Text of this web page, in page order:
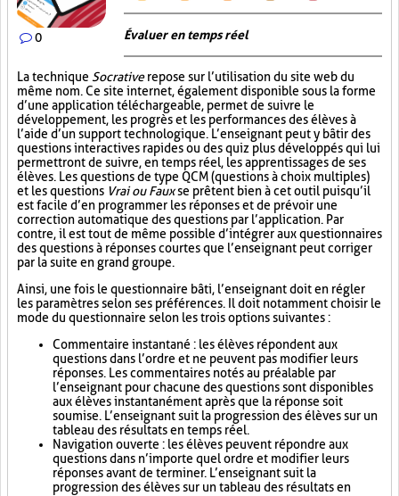
0 Évaluer en temps réel
La technique Socrativerepose sur l’utilisation du site web du
même nom. Ce site internet, également disponible sous la forme
d’une application téléchargeable, permet de suivre le
développement, les progrès et les performances des élèves à
l’aide d’un support technologique. L’enseignant peut y bâtir des
questions interactives rapides ou des quiz plus développés qui lui
permettront de suivre, en temps réel, les apprentissages de ses
élèves. Les questions de type QCM (questions à choix multiples)
et les questions Vrai ou Fauxse prêtent bien à cet outil puisqu’il
est facile d’en programmer les réponses et de prévoir une
correction automatique des questions par l’application. Par
contre, il est tout de même possible d’intégrer aux questionnaires
des questions à réponses courtes que l’enseignant peut corriger
par la suite en grand groupe.
Ainsi, une fois le questionnaire bâti, l’enseignant doit en régler
les paramètres selon ses préférences. Il doit notamment choisir le
mode du questionnaire selon les trois options suivantes :
Commentaire instantané : les élèves répondent aux
questions dans l’ordre et ne peuvent pas modifier leurs
réponses. Les commentaires notés au préalable par
l’enseignant pour chacune des questions sont disponibles
aux élèves instantanément après que la réponse soit
soumise. L’enseignant suit la progression des élèves sur un
tableau des résultats en temps réel.
Navigation ouverte : les élèves peuvent répondre aux
questions dans n’importe quel ordre et modifier leurs
réponses avant de terminer. L’enseignant suit la
progression des élèves sur un tableau des résultats en